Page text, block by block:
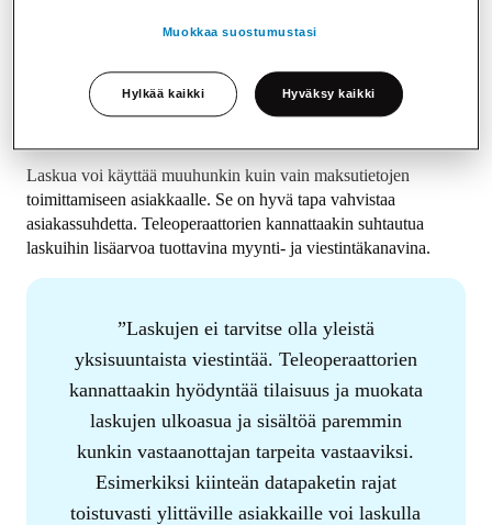
MobilePaylla tai tilisiirtona. Maksamalla laskun tietyn ajan
huomautusmaksun.
Laskua voi käyttää muuhunkin kuin vain maksutietojen
toimittamiseen asiakkaalle. Se on hyvä tapa vahvistaa
asiakassuhdetta. Teleoperaattorien kannattaakin suhtautua
laskuihin lisäarvoa tuottavina myynti- ja viestintäkanavina.
Laskujen ei tarvitse olla yleistä
yksisuuntaista viestintää. Teleoperaattorien
kannattaakin hyödyntää tilaisuus ja muokata
laskujen ulkoasua ja sisältöä paremmin
kunkin vastaanottajan tarpeita vastaaviksi.
Esimerkiksi kiinteän datapaketin rajat
toistuvasti ylittäville asiakkaille voi laskulla
Muokkaa suostumustasi
Hylkää kaikki Hyväksy kaikki